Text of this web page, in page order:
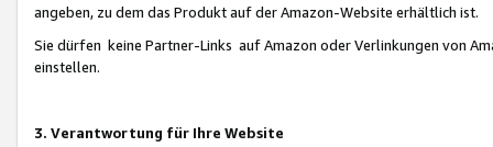
angeben, zu dem das Produkt auf der Amazon-Website erhältlich ist.
Sie dürfen keine Partner-Links auf Amazon oder Verlinkungen von
einstellen.
3. Verantwortung für Ihre Website